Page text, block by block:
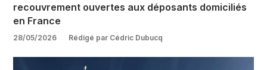
recouvrement ouvertes aux déposants domiciliés
en France
28/05/2026 Rédigé par Cédric Dubucq